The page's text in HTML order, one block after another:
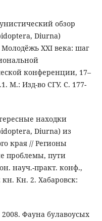
обзор
Diurna)
Молодёжь XXI века: шаг
конференции, 17–
М.: Изд-во СГУ. С. 177-
находки
Diurna) из
края // Регионы
проблемы, пути
науч.-практ. конф.,
кн. Кн. 2. Хабаровск:
Фауна булавоусых